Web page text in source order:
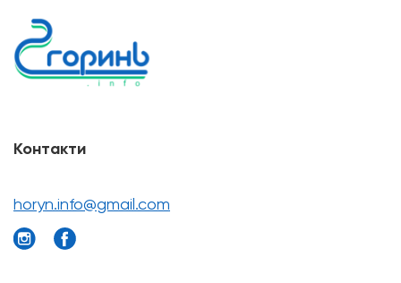
Контакти
horyn.info@gmail.com